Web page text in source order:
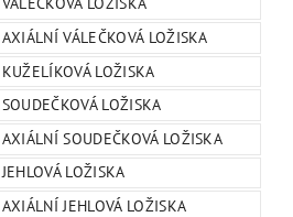
AXIÁLNÍ VÁLEČKOVÁ LOŽISKA
KUŽELÍKOVÁ LOŽISKA
SOUDEČKOVÁ LOŽISKA
AXIÁLNÍ SOUDEČKOVÁ LOŽISKA
JEHLOVÁ LOŽISKA
AXIÁLNÍ JEHLOVÁ LOŽISKA